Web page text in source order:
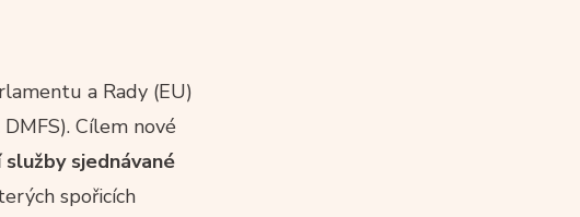
a Rady (EU)
Cílem nové
sjednávané
spořicích